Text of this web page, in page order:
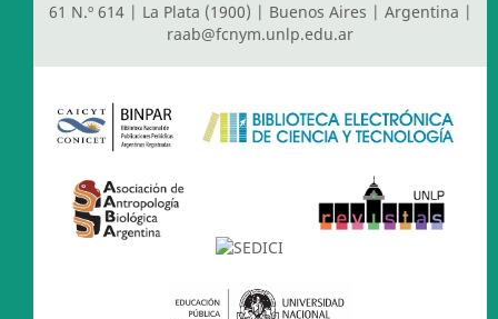
61 N.º 614 | La Plata (1900) | Buenos Aires | Argentina |
raab@fcnym.unlp.edu.ar